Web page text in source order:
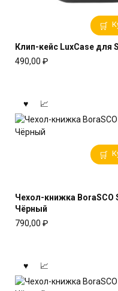
Клип-кейс LuxCase для
490,00 ₽
Чехол-книжка BoraSCO
Чёрный
790,00 ₽